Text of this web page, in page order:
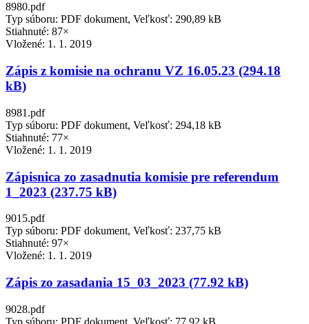
8980.pdf
Typ súboru: PDF dokument, Veľkosť: 290,89 kB
Stiahnuté: 87×
Vložené: 1. 1. 2019
Zápis z komisie na ochranu VZ 16.05.23 (294.18
kB)
8981.pdf
Typ súboru: PDF dokument, Veľkosť: 294,18 kB
Stiahnuté: 77×
Vložené: 1. 1. 2019
Zápisnica zo zasadnutia komisie pre referendum
1_2023 (237.75 kB)
9015.pdf
Typ súboru: PDF dokument, Veľkosť: 237,75 kB
Stiahnuté: 97×
Vložené: 1. 1. 2019
Zápis zo zasadania 15_03_2023 (77.92 kB)
9028.pdf
Typ súboru: PDF dokument, Veľkosť: 77,92 kB